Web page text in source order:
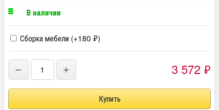
В наличии
Сборка мебели (+180 ₽)
− + 3 572 ₽